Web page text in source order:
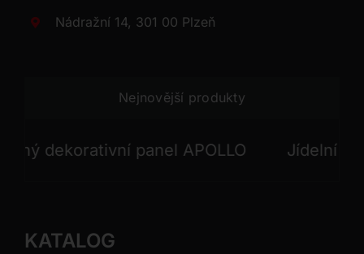
Nádražní 14, 301 00 Plzeň
Nejnovější produkty
dekorativní panel APOLLO Jídelní stůl
KATALOG